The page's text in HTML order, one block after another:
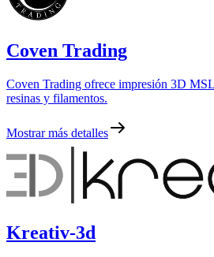
Coven Trading
Coven Trading ofrece impresión 3D
resinas y filamentos.
Mostrar más detalles
Kreativ-3d